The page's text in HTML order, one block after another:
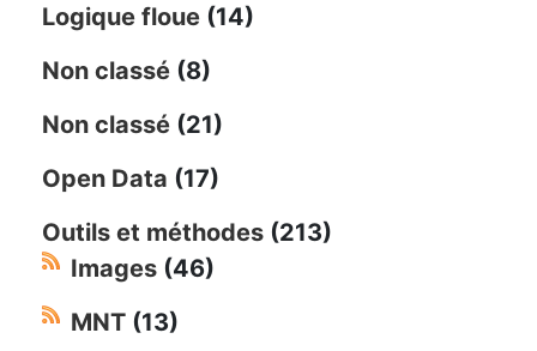
Logique floue (14)
Non classé (8)
Non classé (21)
Open Data (17)
Outils et méthodes (213)
Images (46)
MNT (13)